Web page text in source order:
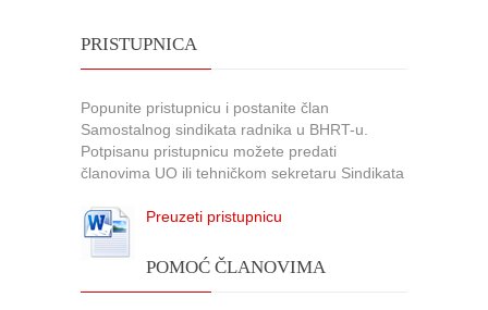
PRISTUPNICA
Popunite pristupnicu i postanite član
Samostalnog sindikata radnika u BHRT-u.
Potpisanu pristupnicu možete predati
članovima UO ili tehničkom sekretaru Sindikata
Preuzeti pristupnicu
POMOĆ ČLANOVIMA